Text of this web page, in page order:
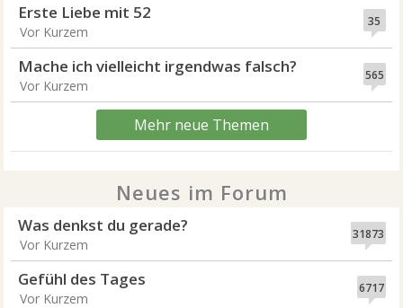
35
Erste Liebe mit 52
Vor Kurzem
565
Mache ich vielleicht irgendwas falsch?
Vor Kurzem
Mehr neue Themen
Neues im Forum
31873
Was denkst du gerade?
Vor Kurzem
6717
Gefühl des Tages
Vor Kurzem